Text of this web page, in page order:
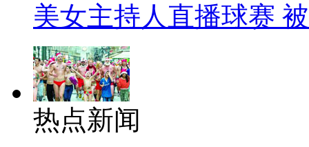
美女主持人直播球赛
热点新闻